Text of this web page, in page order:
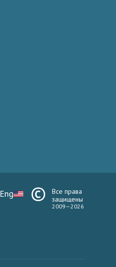
Eng
Все права
защищены
2009—2026